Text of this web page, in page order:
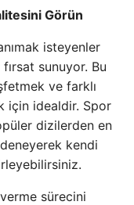
Görün
isteyenler
sunuyor. Bu
ve farklı
için idealdir. Spor
dizilerden en
kendi
verme sürecini